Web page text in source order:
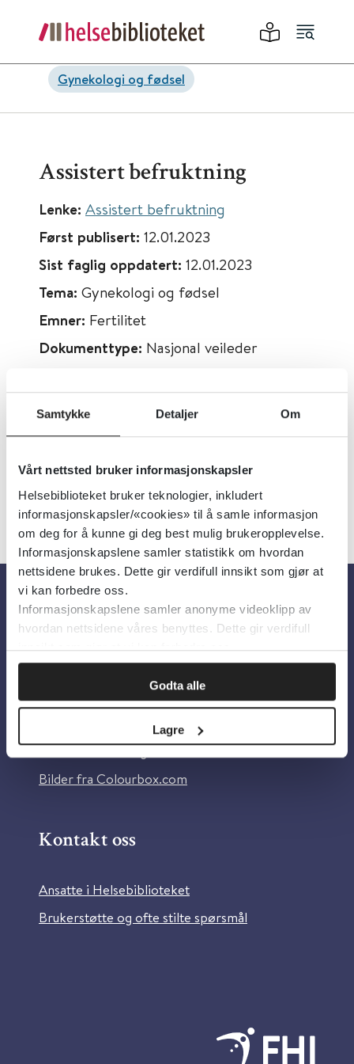
Samtykke Detaljer Om
Vårt nettsted bruker informasjonskapsler
Helsebiblioteket bruker teknologier, inkludert
informasjonskapsler/«cookies» til å samle informasjon
om deg for å kunne gi deg best mulig brukeropplevelse.
Informasjonskapslene samler statistikk om hvordan
nettsidene brukes. Dette gir verdifull innsikt som gjør at
vi kan forbedre oss.
Informasjonskapslene samler anonyme videoklipp av
hvordan nettsidene våres benyttes. Dette gir verdifull
innsikt som gjør at vi kan forbedre oss.
Godta alle
Lagre
Gynekologi og fødsel
Assistert befruktning
Lenke: Assistert befruktning
Først publisert: 12.01.2023
Sist faglig oppdatert: 12.01.2023
Tema: Gynekologi og fødsel
Emner: Fertilitet
Dokumenttype: Nasjonal veileder
Metabeskrivelse:
Om oss
Om Helsebiblioteket
Personvern og informasjonskapsler
Tilgjengelighetserklæring
Information in English
Bilder fra Colourbox.com
Kontakt oss
Ansatte i Helsebiblioteket
Brukerstøtte og ofte stilte spørsmål